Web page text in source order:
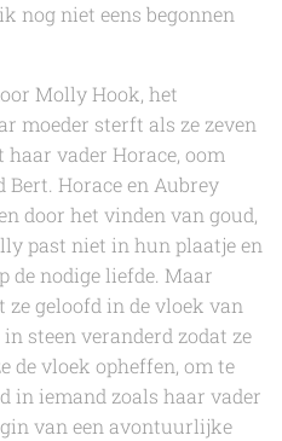
nog niet eens begonnen
Molly Hook, het
moeder sterft als ze zeven
vader Horace, oom
Bert. Horace en Aubrey
door het vinden van goud,
past niet in hun plaatje en
de nodige liefde. Maar
geloofd in de vloek van
steen veranderd zodat ze
de vloek opheffen, om te
in iemand zoals haar vader
van een avontuurlijke